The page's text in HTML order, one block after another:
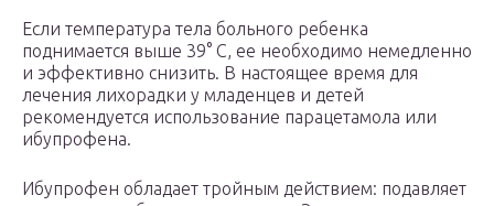
Если температура тела больного ребенка
поднимается выше 39° C, ее необходимо немедленно
и эффективно снизить. В настоящее время для
лечения лихорадки у младенцев и детей
рекомендуется использование парацетамола или
ибупрофена.
Ибупрофен обладает тройным действием: подавляет